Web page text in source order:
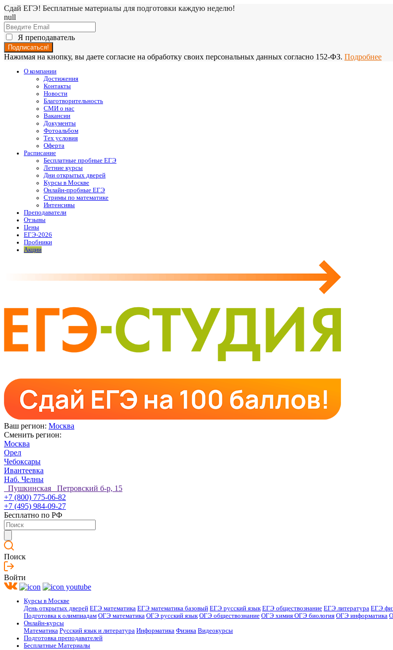
Сдай ЕГЭ! Бесплатные материалы для подготовки каждую неделю!
null
Я преподаватель
Нажимая на кнопку, вы даете согласие на обработку своих персональных данных согласно 152-ФЗ. Подробнее
О компании
Достижения
Контакты
Новости
Благотворительность
СМИ о нас
Вакансии
Документы
Фотоальбом
Тех условия
Оферта
Расписание
Бесплатные пробные ЕГЭ
Летние курсы
Дни открытых дверей
Курсы в Москве
Онлайн-пробные ЕГЭ
Стримы по математике
Интенсивы
Преподаватели
Отзывы
Цены
ЕГЭ-2026
Пробники
Акции
Ваш регион: Москва
Сменить регион:
Москва
Орел
Чебоксары
Ивантеевка
Наб. Челны
Пушкинская Петровский б-р, 15
+7 (800) 775-06-82
+7 (495) 984-09-27
Бесплатно по РФ
Поиск
Войти
Курсы в Москве
День открытых дверей ЕГЭ математика ЕГЭ математика базовый ЕГЭ русский язык ЕГЭ обществознание ЕГЭ литература ЕГЭ
Подготовка к олимпиадам ОГЭ математика ОГЭ русский язык ОГЭ обществознание ОГЭ химия ОГЭ биология ОГЭ информатика
Онлайн-курсы
Математика Русский язык и литература Информатика Физика Видеокурсы
Подготовка преподавателей
Бесплатные Материалы